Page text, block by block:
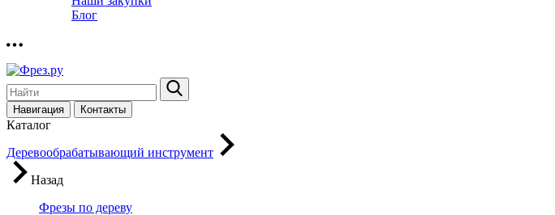
Блог
Навигация Контакты
Каталог
Деревообрабатывающий инструмент
Назад
Фрезы по дереву